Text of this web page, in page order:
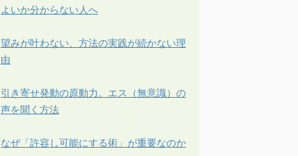
よいか分からない人へ
望みが叶わない、方法の実践が続かない理
由
引き寄せ発動の原動力。エス（無意識）の
声を聞く方法
なぜ「許容し可能にする術」が重要なのか